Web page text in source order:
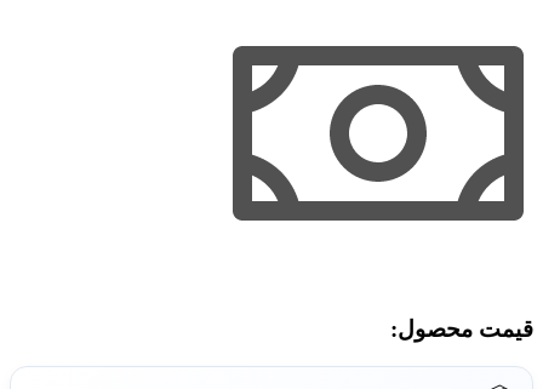
قیمت محصول:​